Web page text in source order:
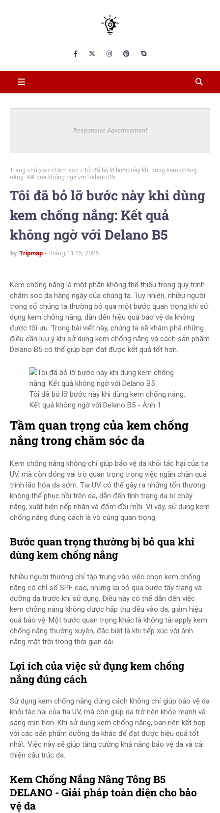
Responsive Advertisement
Trang chủ sự chăm sóc
Tôi đã bỏ lỡ bước này khi dùng kem chống
nắng: Kết quả không ngờ với Delano B5
Tôi đã bỏ lỡ bước này khi dùng
kem chống nắng: Kết quả
không ngờ với Delano B5
by Tripmap tháng 11 25, 2025
Kem chống nắng là một phần không thể thiếu trong quy trình
chăm sóc da hàng ngày của chúng ta. Tuy nhiên, nhiều người
trong số chúng ta thường bỏ qua một bước quan trọng khi sử
dụng kem chống nắng, dẫn đến hiệu quả bảo vệ da không
được tối ưu. Trong bài viết này, chúng ta sẽ khám phá những
điều cần lưu ý khi sử dụng kem chống nắng và cách sản phẩm
Delano B5 có thể giúp bạn đạt được kết quả tốt hơn.
Tôi đã bỏ lỡ bước này khi dùng kem chống nắng:
Kết quả không ngờ với Delano B5 - Ảnh 1
Tầm quan trọng của kem chống
nắng trong chăm sóc da
Kem chống nắng không chỉ giúp bảo vệ da khỏi tác hại của tia
UV, mà còn đóng vai trò quan trọng trong việc ngăn chặn quá
trình lão hóa da sớm. Tia UV có thể gây ra những tổn thương
không thể phục hồi trên da, dẫn đến tình trạng da bị cháy
nắng, xuất hiện nếp nhăn và đốm đồi mồi. Vì vậy, sử dụng kem
chống nắng đúng cách là vô cùng quan trọng.
Bước quan trọng thường bị bỏ qua khi
dùng kem chống nắng
Nhiều người thường chỉ tập trung vào việc chọn kem chống
nắng có chỉ số SPF cao, nhưng lại bỏ qua bước tẩy trang và
dưỡng da trước khi sử dụng. Điều này có thể dẫn đến việc
kem chống nắng không được hấp thụ đều vào da, giảm hiệu
quả bảo vệ. Một bước quan trọng khác là không tái apply kem
chống nắng thường xuyên, đặc biệt là khi tiếp xúc với ánh
nắng mặt trời trong thời gian dài.
Lợi ích của việc sử dụng kem chống
nắng đúng cách
Sử dụng kem chống nắng đúng cách không chỉ giúp bảo vệ da
khỏi tác hại của tia UV, mà còn giúp da trở nên khỏe mạnh và
sáng mịn hơn. Khi sử dụng kem chống nắng, bạn nên kết hợp
với các sản phẩm dưỡng da khác để đạt được hiệu quả tốt
nhất. Việc này sẽ giúp tăng cường khả năng bảo vệ da và cải
thiện cấu trúc da.
Kem Chống Nắng Nâng Tông B5
DELANO - Giải pháp toàn diện cho bảo
vệ da